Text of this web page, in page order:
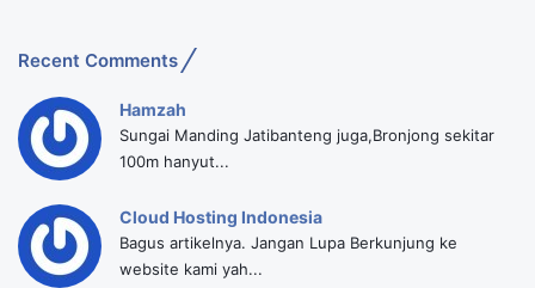
Recent Comments
Hamzah
Sungai Manding Jatibanteng juga,Bronjong sekitar
100m hanyut...
Cloud Hosting Indonesia
Bagus artikelnya. Jangan Lupa Berkunjung ke
website kami yah...